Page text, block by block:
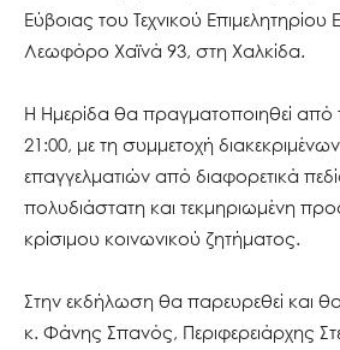
Εύβοιας του Τεχνικού
Λεωφόρο Χαϊνά 93, στη Χαλκίδα.
Η Ημερίδα θα πραγματοποιηθεί από
21:00, με τη συμμετοχή
επαγγελματιών από διαφορετικά
πολυδιάστατη και τεκμηριωμένη
κρίσιμου κοινωνικού ζητήματος.
Στην εκδήλωση θα παρευρεθεί και
κ. Φάνης Σπανός, Περιφερειάρχης